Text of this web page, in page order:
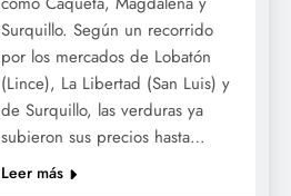
Surquillo. Según un recorrido
por los mercados de Lobatón
(Lince), La Libertad (San Luis) y
de Surquillo, las verduras ya
subieron sus precios hasta…
Leer más